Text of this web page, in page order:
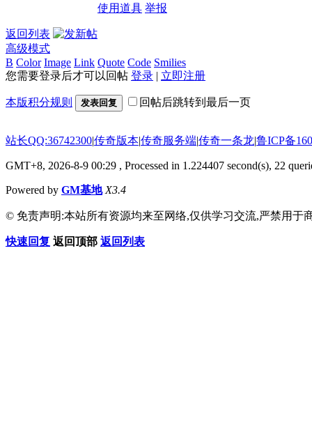
使用道具 举报
返回列表
高级模式
B Color Image Link Quote Code Smilies
您需要登录后才可以回帖 登录 | 立即注册
本版积分规则 发表回复 回帖后跳转到最后一页
站长QQ:36742300|传奇版本|传奇服务端|传奇一条龙|鲁ICP备
GMT+8, 2026-8-9 00:29 , Processed in 1.224407 second(s), 22
Powered by GM基地 X3.4
© 免责声明:本站所有资源均来至网络,仅供学习交流,严禁用于
快速回复 返回顶部 返回列表